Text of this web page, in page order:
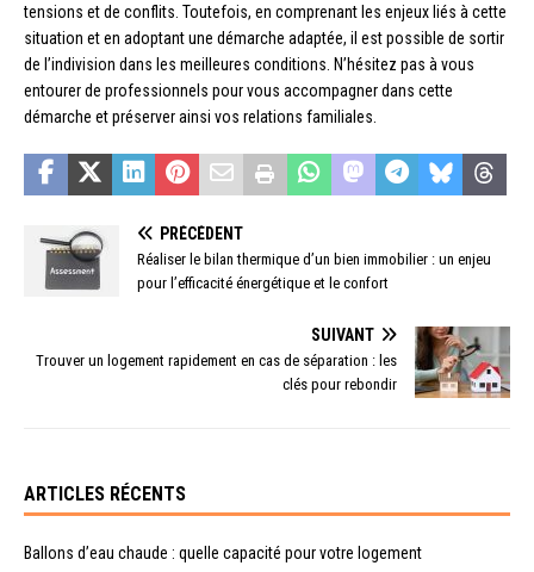
tensions et de conflits. Toutefois, en comprenant les enjeux liés à cette
situation et en adoptant une démarche adaptée, il est possible de sortir
de l’indivision dans les meilleures conditions. N’hésitez pas à vous
entourer de professionnels pour vous accompagner dans cette
démarche et préserver ainsi vos relations familiales.
PRÉCÉDENT
Réaliser le bilan thermique d’un bien immobilier : un enjeu
pour l’efficacité énergétique et le confort
SUIVANT
Trouver un logement rapidement en cas de séparation : les
clés pour rebondir
ARTICLES RÉCENTS
Ballons d’eau chaude : quelle capacité pour votre logement